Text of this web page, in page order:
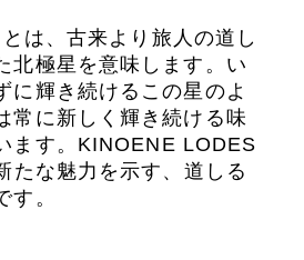
は、古来より旅人の道し
北極星を意味します。い
に輝き続けるこの星のよ
常に新しく輝き続ける味
ます。KINOENE LODES
たな魅力を示す、道しる
す。